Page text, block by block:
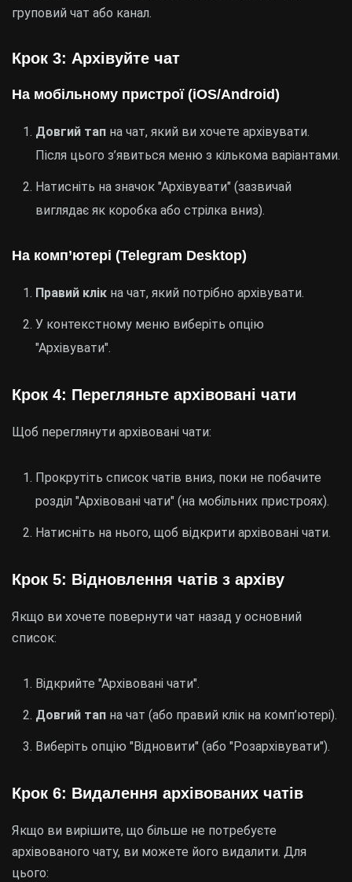
груповий чат або канал.
Крок 3: Архівуйте чат
На мобільному пристрої (iOS/Android)
Довгий тап на чат, який ви хочете архівувати.
Після цього з’явиться меню з кількома варіантами.
Натисніть на значок "Архівувати" (зазвичай
виглядає як коробка або стрілка вниз).
На комп’ютері (Telegram Desktop)
Правий клік на чат, який потрібно архівувати.
У контекстному меню виберіть опцію
"Архівувати".
Крок 4: Перегляньте архівовані чати
Щоб переглянути архівовані чати:
Прокрутіть список чатів вниз, поки не побачите
розділ "Архівовані чати" (на мобільних пристроях).
Натисніть на нього, щоб відкрити архівовані чати.
Крок 5: Відновлення чатів з архіву
Якщо ви хочете повернути чат назад у основний
список:
Відкрийте "Архівовані чати".
Довгий тап на чат (або правий клік на комп’ютері).
Виберіть опцію "Відновити" (або "Розархівувати").
Крок 6: Видалення архівованих чатів
Якщо ви вирішите, що більше не потребуєте
архівованого чату, ви можете його видалити. Для
цього: